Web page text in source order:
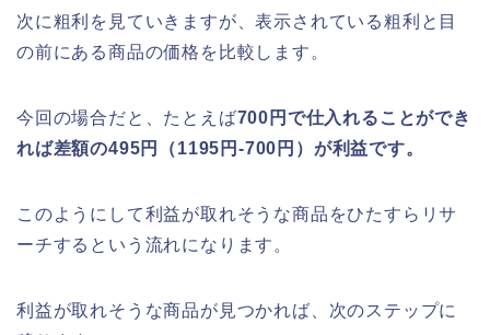
次に粗利を見ていきますが、表示されている粗利と目
の前にある商品の価格を比較します。
今回の場合だと、たとえば700円で仕入れることができ
れば差額の495円（1195円-700円）が利益です。
このようにして利益が取れそうな商品をひたすらリサ
ーチするという流れになります。
利益が取れそうな商品が見つかれば、次のステップに